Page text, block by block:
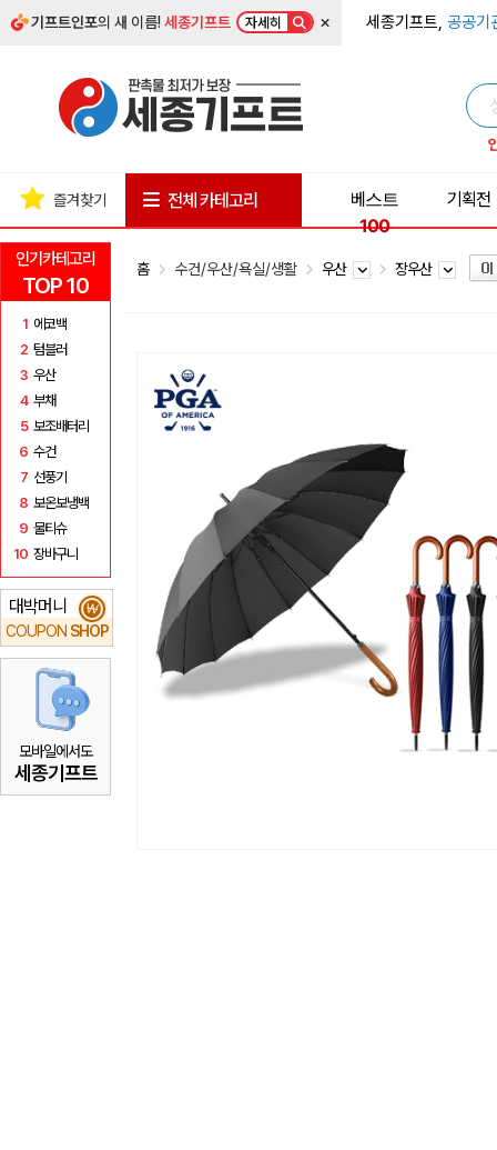
기프트인포의 새 이름!세종기프트 자세히 × 세종기프트, 공공기
인기카테고리
TOP 10
1 에코백
2 텀블러
3 우산
4 부채
5 보조배터리
6 수건
7 선풍기
8 보온보냉백
9 물티슈
10 장바구니
대박머니
COUPON SHOP
₩
모바일에서도
세종기프트
즐겨찾기 전체 카테고리
베스트
100
기획전
홈 수건/우산/욕실/생활 우산 장우산